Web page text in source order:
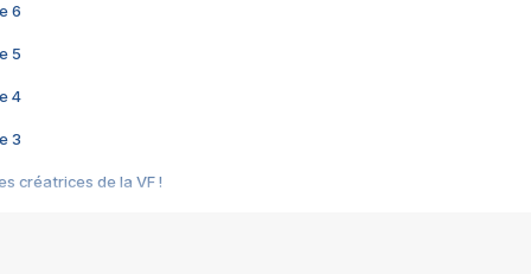
6
5
4
3
créatrices de la VF !